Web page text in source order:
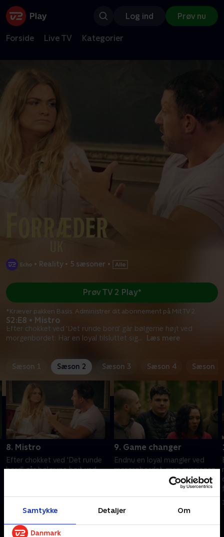
Samtykke Detaljer Om
Log ind Prøv nu
Forside Live TV Kategorier
• Reality • 5 sæsoner •
S2:E8 • Mistro
Efter chokket ved 'Det runde bord' går bølgerne højt ved
morgenbordet: Har en loyal tilsluttet sig... Læs mere
Prøv TV 2 Play*
*Kræver pakken Basis. Administrer dit abonnement på Mit TV 2.
Sæson 1 Sæson 2 Sæson 3 Sæson 4 Sæson 5
8. Mistro
Efter chokket ved 'Det runde
bord' går bølgerne højt ved
en mission venter, så mistroen
må vente.
9. Game changer
Endnu en loyal mangler ved
morgenbordet, men missionen
og muligheden for at tjene
8000 pund venter. Sætter en
forræders beslutning
missionen i fare?
Andre så også